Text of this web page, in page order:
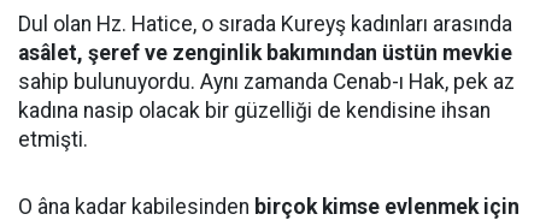
Dul olan Hz. Hatice, o sırada Kureyş kadınları arasında
asâlet, şeref ve zenginlik bakımından üstün mevkie
sahip bulunuyordu. Aynı zamanda Cenab-ı Hak, pek az
kadına nasip olacak bir güzelliği de kendisine ihsan
etmişti.
O âna kadar kabilesinden birçok kimse evlenmek için